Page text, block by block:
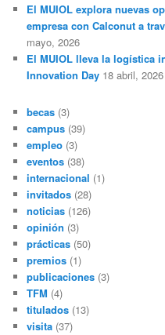
El MUIOL explora nuevas
empresa con Calconut a
mayo, 2026
El MUIOL lleva la logística
Innovation Day 18 abril, 2026
becas (3)
campus (39)
empleo (3)
eventos (38)
internacional (1)
invitados (28)
noticias (126)
opinión (3)
prácticas (50)
premios (1)
publicaciones (3)
TFM (4)
titulados (13)
visita (37)